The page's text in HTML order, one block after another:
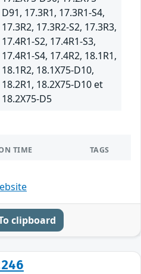
D91, 17.3R1, 17.3R1-S4,
17.3R2, 17.3R2-S2, 17.3R3,
17.4R1-S2, 17.4R1-S3,
17.4R1-S4, 17.4R2, 18.1R1,
18.1R2, 18.1X75-D10,
18.2R1, 18.2X75-D10 et
18.2X75-D5
TIME TAGS
clipboard